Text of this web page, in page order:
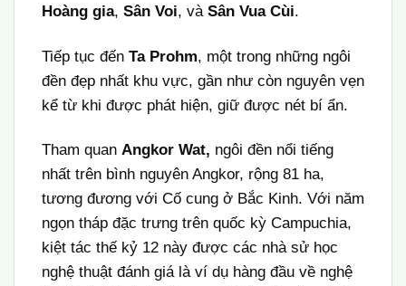
Hoàng gia, Sân Voi, và Sân Vua Cùi.
Tiếp tục đến Ta Prohm, một trong những ngôi
đền đẹp nhất khu vực, gần như còn nguyên vẹn
kể từ khi được phát hiện, giữ được nét bí ẩn.
Tham quan Angkor Wat, ngôi đền nổi tiếng
nhất trên bình nguyên Angkor, rộng 81 ha,
tương đương với Cố cung ở Bắc Kinh. Với năm
ngọn tháp đặc trưng trên quốc kỳ Campuchia,
kiệt tác thế kỷ 12 này được các nhà sử học
nghệ thuật đánh giá là ví dụ hàng đầu về nghệ